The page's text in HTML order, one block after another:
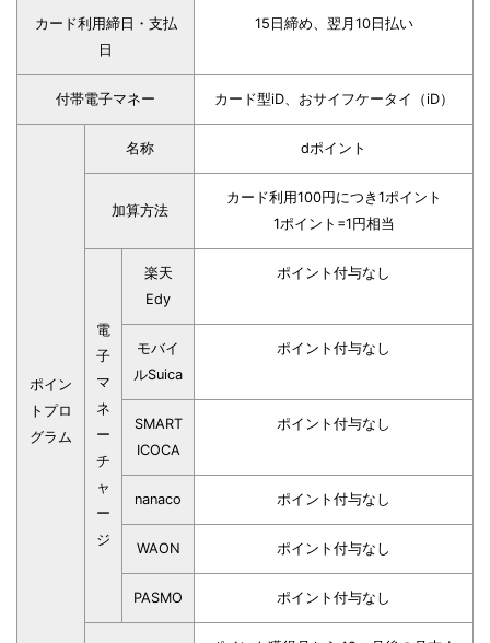
カード利用締日・支払
日
15日締め、翌月10日払い
付帯電子マネー カード型iD、おサイフケータイ（iD）
ポイン
トプロ
グラム
名称 dポイント
加算方法
カード利用100円につき1ポイント
1ポイント=1円相当
電
子
マ
ネ
ー
チ
ャ
ー
ジ
楽天
Edy
ポイント付与なし
モバイ
ルSuica
ポイント付与なし
SMART
ICOCA
ポイント付与なし
nanaco ポイント付与なし
WAON ポイント付与なし
PASMO ポイント付与なし